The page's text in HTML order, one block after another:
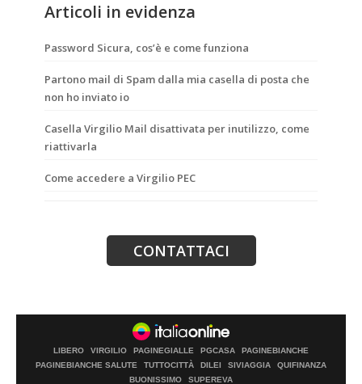
Articoli in evidenza
Password Sicura, cos’è e come funziona
Partono mail di Spam dalla mia casella di posta che
non ho inviato io
Casella Virgilio Mail disattivata per inutilizzo, come
riattivarla
Come accedere a Virgilio PEC
LIBERO VIRGILIO PAGINEGIALLE PGCASA
PAGINEBIANCHE
PAGINEBIANCHE SALUTE
TUTTOCITTÀ DILEI SIVIAGGIA
QUIFINANZA
BUONISSIMO
SUPEREVA